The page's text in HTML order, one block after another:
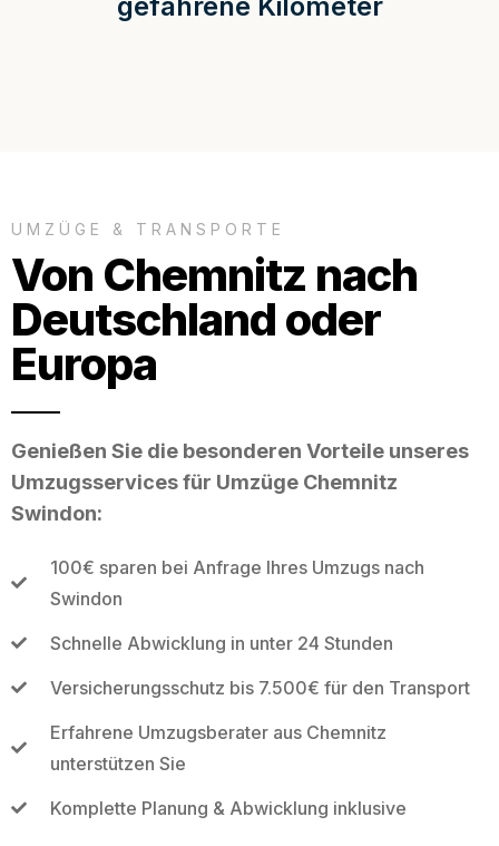
UMZÜGE & TRANSPORTE
Von Chemnitz nach
Deutschland oder
Europa
Genießen Sie die besonderen Vorteile unseres
Umzugsservices für Umzüge Chemnitz
Swindon:
100€ sparen bei Anfrage Ihres Umzugs nach
Swindon
Schnelle Abwicklung in unter 24 Stunden
Versicherungsschutz bis 7.500€ für den Transport
Erfahrene Umzugsberater aus Chemnitz
unterstützen Sie
Komplette Planung & Abwicklung inklusive